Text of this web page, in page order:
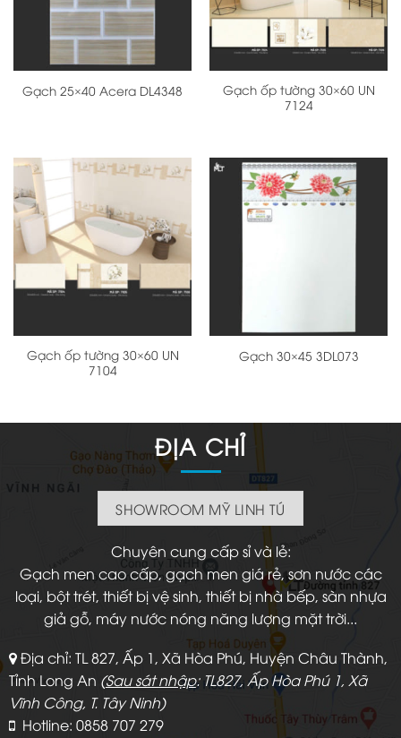
Gạch 25×40 Acera DL4348
Gạch ốp tường 30×60 UN
7124
Gạch ốp tường 30×60 UN
7104
Gạch 30×45 3DL073
ĐỊA CHỈ
SHOWROOM MỸ LINH TÚ
Chuyên cung cấp sỉ và lẻ:
Gạch men cao cấp, gạch men giá rẻ, sơn nước các
loại, bột trét, thiết bị vệ sinh, thiết bị nhà bếp, sàn nhựa
giả gỗ, máy nước nóng năng lượng mặt trời...
Địa chỉ: TL 827, Ấp 1, Xã Hòa Phú, Huyện Châu Thành,
Tỉnh Long An (Sau sát nhập: TL827, Ấp Hòa Phú 1, Xã
Vĩnh Công, T. Tây Ninh)
Hotline: 0858 707 279